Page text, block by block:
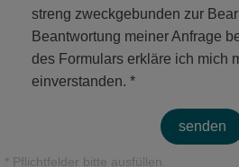
streng zweckgebunden zur
Beantwortung meiner Anfrage
des Formulars erkläre ich mich
einverstanden. *
senden
* Pflichtfelder bitte ausfüllen.